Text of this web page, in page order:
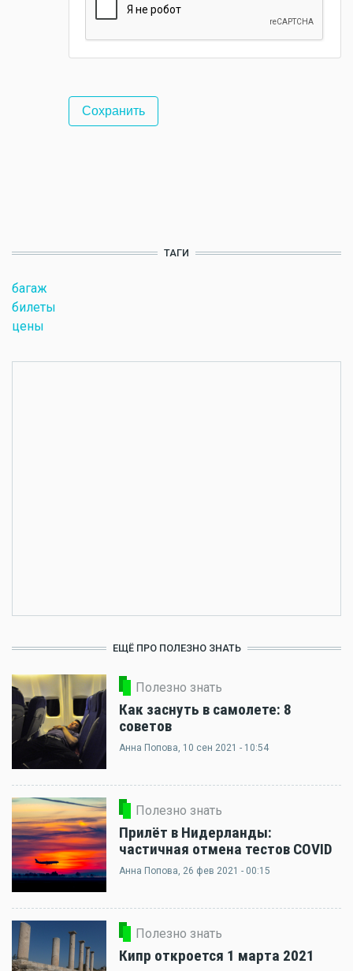
ТАГИ
багаж
билеты
цены
ЕЩЁ ПРО ПОЛЕЗНО ЗНАТЬ
Полезно знать
Как заснуть в самолете: 8
советов
Анна Попова, 10 сен 2021 - 10:54
Полезно знать
Прилёт в Нидерланды:
частичная отмена тестов COVID
Анна Попова, 26 фев 2021 - 00:15
Полезно знать
Кипр откроется 1 марта 2021